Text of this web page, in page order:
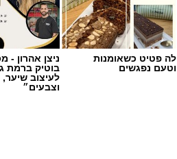
צילום באדיבות מכבי קבוצת כנען רמת-
רמת גן, שנפרדה משמוליק ברנר שאימן
לחסין ניסיון רב באימון קבוצות בליגת
לה פטיט כשאומנות
וטעם נפגשים
ניצן אהרון -
בוטיק ברמת
לעיצוב
וצבעים״